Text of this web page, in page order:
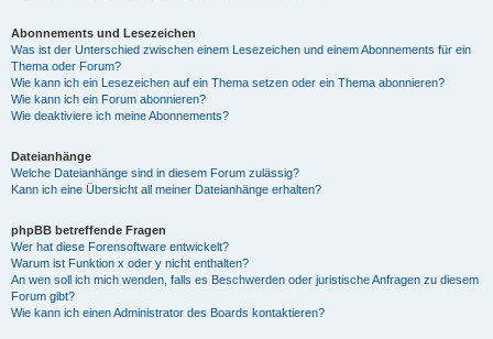
Abonnements und Lesezeichen
Was ist der Unterschied zwischen einem Lesezeichen und einem Abonnements für ein
Thema oder Forum?
Wie kann ich ein Lesezeichen auf ein Thema setzen oder ein Thema abonnieren?
Wie kann ich ein Forum abonnieren?
Wie deaktiviere ich meine Abonnements?
Dateianhänge
Welche Dateianhänge sind in diesem Forum zulässig?
Kann ich eine Übersicht all meiner Dateianhänge erhalten?
phpBB betreffende Fragen
Wer hat diese Forensoftware entwickelt?
Warum ist Funktion x oder y nicht enthalten?
An wen soll ich mich wenden, falls es Beschwerden oder juristische Anfragen zu diesem
Forum gibt?
Wie kann ich einen Administrator des Boards kontaktieren?